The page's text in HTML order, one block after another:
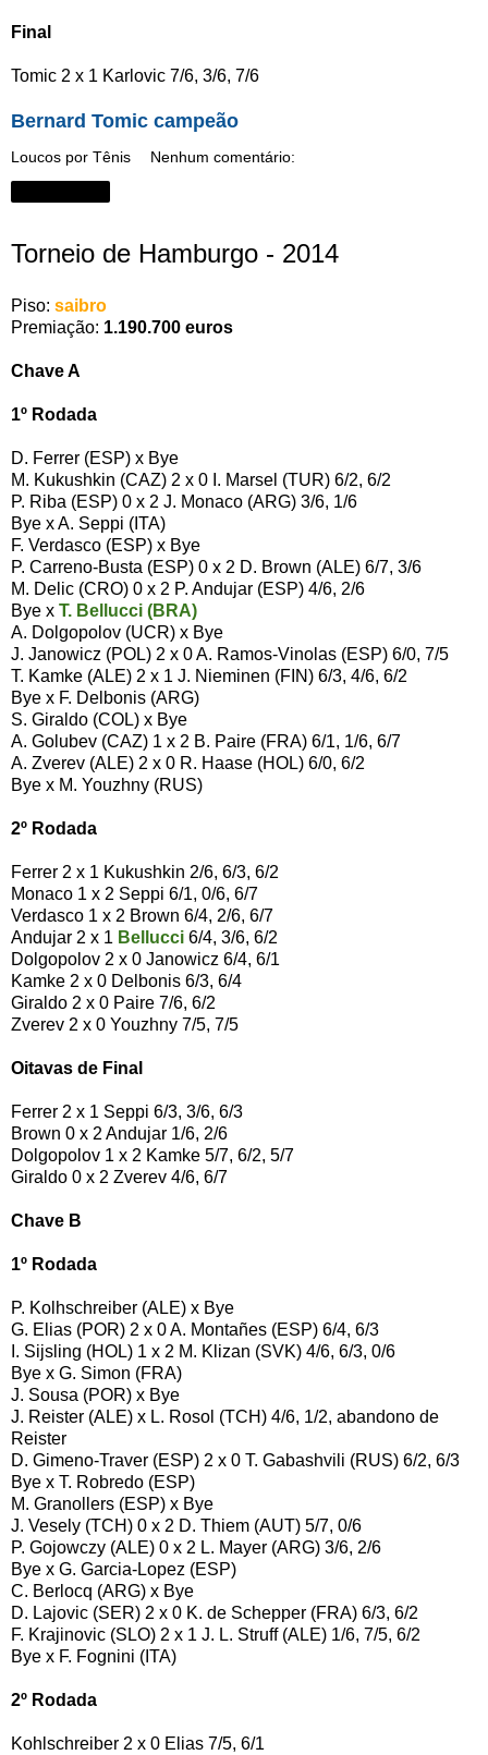
Final
Tomic 2 x 1 Karlovic 7/6, 3/6, 7/6
Bernard Tomic campeão
Loucos por Tênis Nenhum comentário:
Torneio de Hamburgo - 2014
Piso: saibro
Premiação: 1.190.700 euros
Chave A
1º Rodada
D. Ferrer (ESP) x Bye
M. Kukushkin (CAZ) 2 x 0 I. Marsel (TUR) 6/2, 6/2
P. Riba (ESP) 0 x 2 J. Monaco (ARG) 3/6, 1/6
Bye x A. Seppi (ITA)
F. Verdasco (ESP) x Bye
P. Carreno-Busta (ESP) 0 x 2 D. Brown (ALE) 6/7, 3/6
M. Delic (CRO) 0 x 2 P. Andujar (ESP) 4/6, 2/6
Bye x T. Bellucci (BRA)
A. Dolgopolov (UCR) x Bye
J. Janowicz (POL) 2 x 0 A. Ramos-Vinolas (ESP) 6/0, 7/5
T. Kamke (ALE) 2 x 1 J. Nieminen (FIN) 6/3, 4/6, 6/2
Bye x F. Delbonis (ARG)
S. Giraldo (COL) x Bye
A. Golubev (CAZ) 1 x 2 B. Paire (FRA) 6/1, 1/6, 6/7
A. Zverev (ALE) 2 x 0 R. Haase (HOL) 6/0, 6/2
Bye x M. Youzhny (RUS)
2º Rodada
Ferrer 2 x 1 Kukushkin 2/6, 6/3, 6/2
Monaco 1 x 2 Seppi 6/1, 0/6, 6/7
Verdasco 1 x 2 Brown 6/4, 2/6, 6/7
Andujar 2 x 1 Bellucci 6/4, 3/6, 6/2
Dolgopolov 2 x 0 Janowicz 6/4, 6/1
Kamke 2 x 0 Delbonis 6/3, 6/4
Giraldo 2 x 0 Paire 7/6, 6/2
Zverev 2 x 0 Youzhny 7/5, 7/5
Oitavas de Final
Ferrer 2 x 1 Seppi 6/3, 3/6, 6/3
Brown 0 x 2 Andujar 1/6, 2/6
Dolgopolov 1 x 2 Kamke 5/7, 6/2, 5/7
Giraldo 0 x 2 Zverev 4/6, 6/7
Chave B
1º Rodada
P. Kolhschreiber (ALE) x Bye
G. Elias (POR) 2 x 0 A. Montañes (ESP) 6/4, 6/3
I. Sijsling (HOL) 1 x 2 M. Klizan (SVK) 4/6, 6/3, 0/6
Bye x G. Simon (FRA)
J. Sousa (POR) x Bye
J. Reister (ALE) x L. Rosol (TCH) 4/6, 1/2, abandono de
Reister
D. Gimeno-Traver (ESP) 2 x 0 T. Gabashvili (RUS) 6/2, 6/3
Bye x T. Robredo (ESP)
M. Granollers (ESP) x Bye
J. Vesely (TCH) 0 x 2 D. Thiem (AUT) 5/7, 0/6
P. Gojowczy (ALE) 0 x 2 L. Mayer (ARG) 3/6, 2/6
Bye x G. Garcia-Lopez (ESP)
C. Berlocq (ARG) x Bye
D. Lajovic (SER) 2 x 0 K. de Schepper (FRA) 6/3, 6/2
F. Krajinovic (SLO) 2 x 1 J. L. Struff (ALE) 1/6, 7/5, 6/2
Bye x F. Fognini (ITA)
2º Rodada
Kohlschreiber 2 x 0 Elias 7/5, 6/1